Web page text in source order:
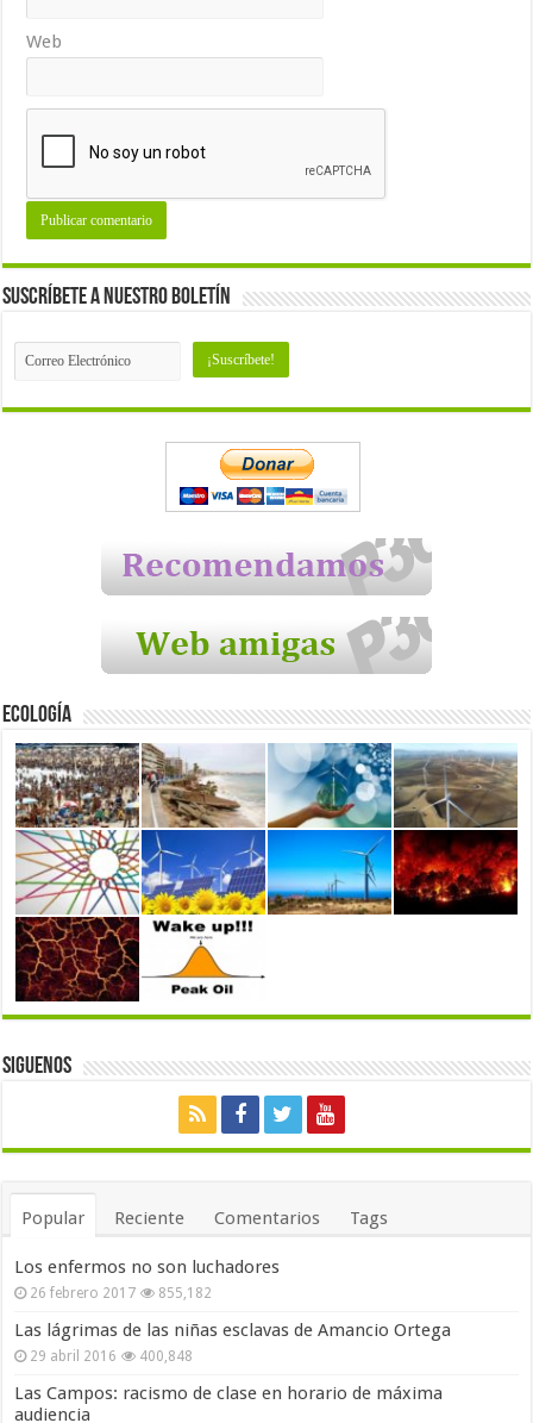
Web
Suscríbete a nuestro Boletín
Ecología
Siguenos
Popular Reciente Comentarios Tags
Los enfermos no son luchadores
26 febrero 2017 855,182
Las lágrimas de las niñas esclavas de Amancio Ortega
29 abril 2016 400,848
Las Campos: racismo de clase en horario de máxima
audiencia